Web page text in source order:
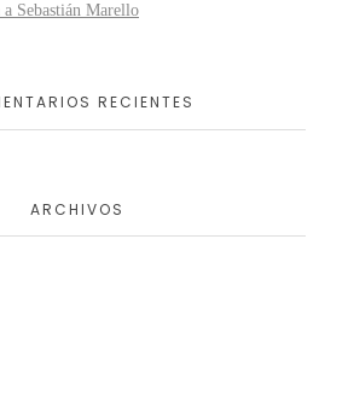
Sebastián Marello
RECIENTES
ARCHIVOS